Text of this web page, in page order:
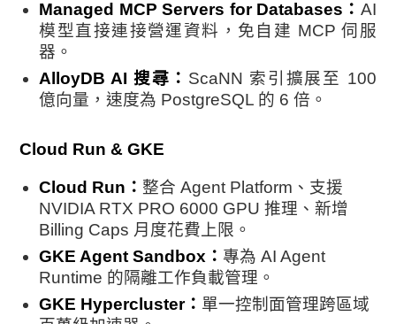
Managed MCP Servers for Databases： AI
模型直接連接營運資料，免自建 MCP 伺服
器。
AlloyDB AI 搜尋： ScaNN 索引擴展至 100
億向量，速度為 PostgreSQL 的 6 倍。
Cloud Run & GKE
Cloud Run： 整合 Agent Platform、支援
NVIDIA RTX PRO 6000 GPU 推理、新增
Billing Caps 月度花費上限。
GKE Agent Sandbox：專為 AI Agent
Runtime 的隔離工作負載管理。
GKE Hypercluster： 單一控制面管理跨區域